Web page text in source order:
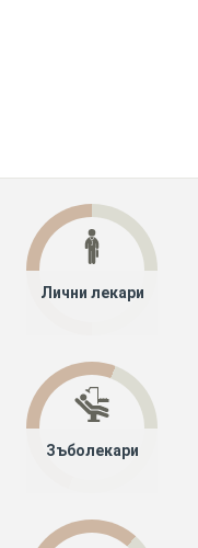
Лични лекари
Зъболекари